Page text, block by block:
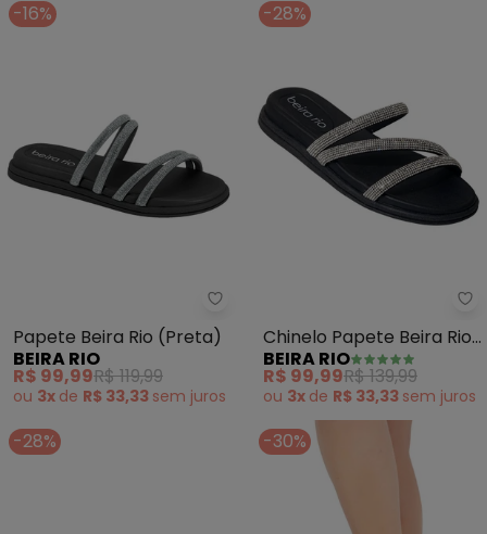
-16%
Beira Rio - Papete Beira Rio
Papete Beira Rio (Preta)
BEIRA RIO
R$ 99,99R$ 119,99
ou 3x de R$ 33,33 sem juros
-28%
Chinelo Papete Beira Rio
(Preto) em Sintético
BEIRA RIO
R$ 99,99R$ 139,99
ou 3x de R$ 33,33 sem juros
-28% -30%